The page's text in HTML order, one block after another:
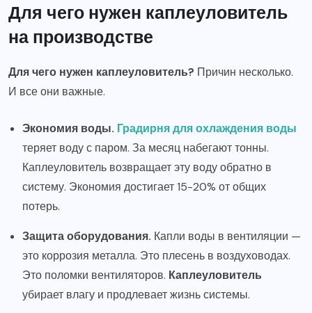
Для чего нужен каплеуловитель
на производстве
Для чего нужен каплеуловитель? Причин несколько.
И все они важные.
Экономия воды. Градирня для охлаждения воды
теряет воду с паром. За месяц набегают тонны.
Каплеуловитель возвращает эту воду обратно в
систему. Экономия достигает 15-20% от общих
потерь.
Защита оборудования. Капли воды в вентиляции —
это коррозия металла. Это плесень в воздуховодах.
Это поломки вентиляторов. Каплеуловитель
убирает влагу и продлевает жизнь системы.